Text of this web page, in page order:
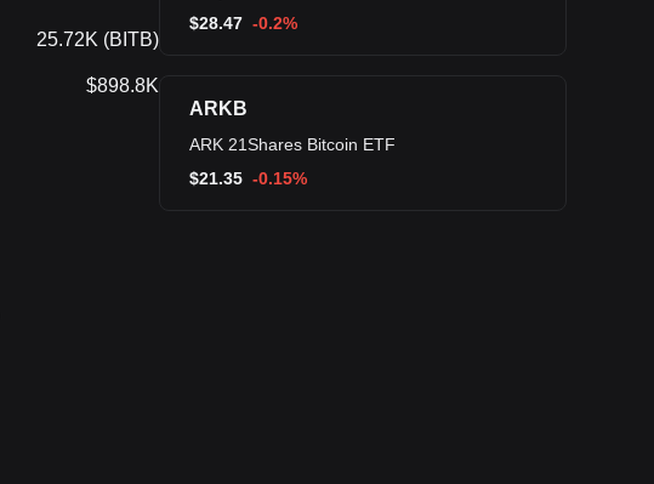
25.72K (BITB)
$898.8K
$28.47 -0.2%
ARKB
ARK 21Shares Bitcoin ETF
$21.35 -0.15%